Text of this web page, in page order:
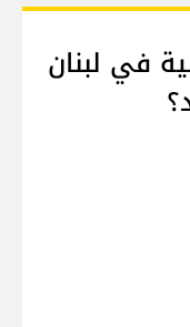
في لبنان